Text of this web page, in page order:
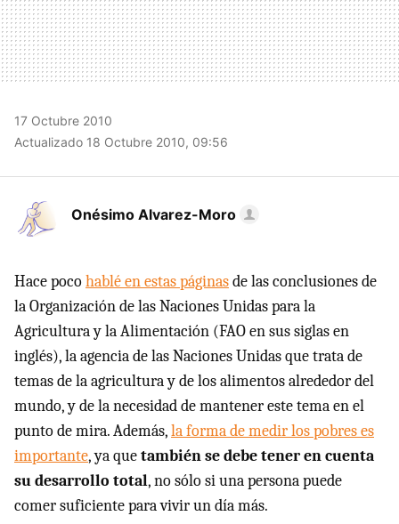
17 Octubre 2010
Actualizado 18 Octubre 2010, 09:56
Onésimo Alvarez-Moro
Hace pocohablé en estas páginasde las conclusiones de
la Organización de las Naciones Unidas para la
Agricultura y la Alimentación (FAO en sus siglas en
inglés), la agencia de las Naciones Unidas que trata de
temas de la agricultura y de los alimentos alrededor del
mundo, y de la necesidad de mantener este tema en el
punto de mira. Además,la forma de medir los pobres es
importante, ya quetambién se debe tener en cuenta
su desarrollo total, no sólo si una persona puede
comer suficiente para vivir un día más.